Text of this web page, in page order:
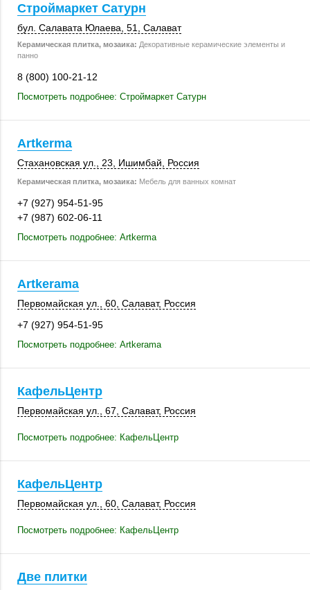
Строймаркет Сатурн
бул. Салавата Юлаева, 51, Салават
Керамическая плитка, мозаика: Декоративные керамические элементы и
панно
8 (800) 100-21-12
Посмотреть подробнее: Строймаркет Сатурн
Artkerma
Стахановская ул., 23, Ишимбай Россия
Керамическая плитка, мозаика: Мебель для ванных комнат
+7 (927) 954-51-95
+7 (987) 602-06-11
Посмотреть подробнее: Artkerma
Artkerama
Первомайская ул., 60, Салават, Россия
+7 (927) 954-51-95
Посмотреть подробнее: Artkerama
КафельЦентр
Первомайская ул., 67, Салават, Россия
Посмотреть подробнее: КафельЦентр
КафельЦентр
Первомайская ул., 60, Салават, Россия
Посмотреть подробнее: КафельЦентр
Две плитки